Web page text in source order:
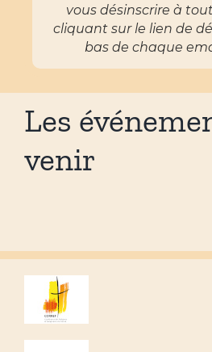
vous désinscrire à
cliquant sur le lien de
bas de chaque
Les
venir